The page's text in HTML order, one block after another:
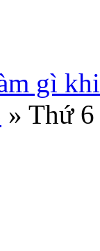
gì
» Thứ